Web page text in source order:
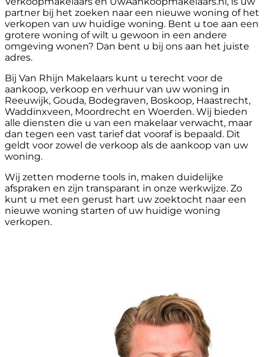
partner bij het zoeken naar een nieuwe woning of het
verkopen van uw huidige woning. Bent u toe aan een
grotere woning of wilt u gewoon in een andere
omgeving wonen? Dan bent u bij ons aan het juiste
adres.
Bij Van Rhijn Makelaars kunt u terecht voor de
aankoop, verkoop en verhuur van uw woning in
Reeuwijk, Gouda, Bodegraven, Boskoop, Haastrecht,
Waddinxveen, Moordrecht en Woerden. Wij bieden
alle diensten die u van een makelaar verwacht, maar
dan tegen een vast tarief dat vooraf is bepaald. Dit
geldt voor zowel de verkoop als de aankoop van uw
woning.
Wij zetten moderne tools in, maken duidelijke
afspraken en zijn transparant in onze werkwijze. Zo
kunt u met een gerust hart uw zoektocht naar een
nieuwe woning starten of uw huidige woning
verkopen.